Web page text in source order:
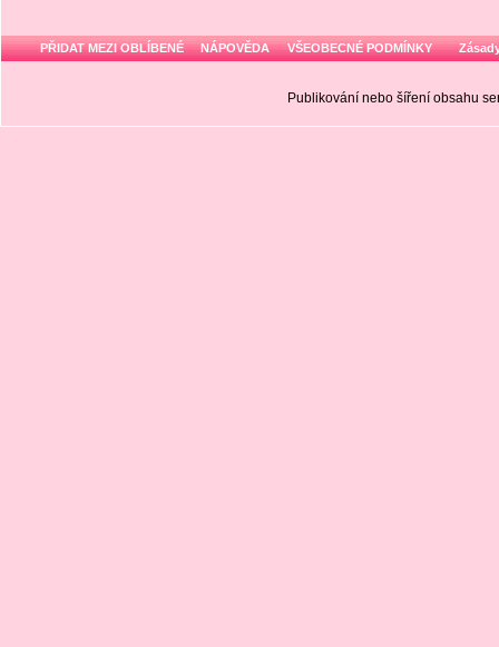
PŘIDAT MEZI OBLÍBENÉ NÁPOVĚDA VŠEOBECNÉ PODMÍNKY
Publikování nebo šíření obsahu